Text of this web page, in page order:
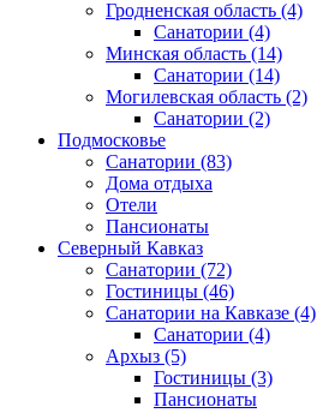
Гродненская область (4)
Санатории (4)
Минская область (14)
Санатории (14)
Могилевская область (2)
Санатории (2)
Подмосковье
Санатории (83)
Дома отдыха
Отели
Пансионаты
Северный Кавказ
Санатории (72)
Гостиницы (46)
Санатории на Кавказе (4)
Санатории (4)
Архыз (5)
Гостиницы (3)
Пансионаты